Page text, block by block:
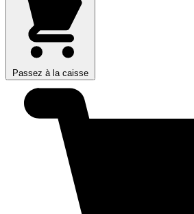
Passez à la caisse